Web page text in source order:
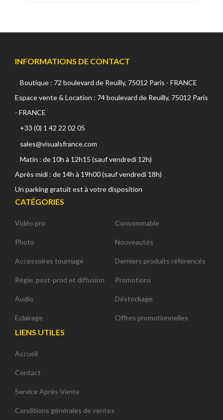
INFORMATIONS DE CONTACT
Boutique : 72 boulevard de Reuilly, 75012 Paris - FRANCE
Espace vente & Location : 74 boulevard de Reuilly, 75012 Paris
- FRANCE
+33 (0) 1 42 22 02 05
sales@visualsfrance.com
Matin : de 10h à 12h15 (sauf vendredi 12h)
Après midi : de 14h à 19h00 (sauf vendredi 18h)
Un parking gratuit est à votre disposition
CATÉGORIES
Vidéo pro
Photo
Accessoires tournage
Régie, post-prod et diffusion
Audio
Eclairage
Consommable
Nouveautés
Derniers produits référencés
Promotions
Déstockage
Offres promotionnelles
LIENS UTILES
Accueil
Contact
Service Après-Vente
Conditions générales de ventes